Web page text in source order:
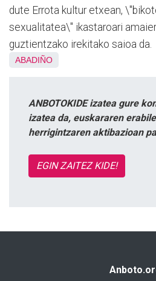
dute Errota kultur etxean,
sexualitatea\" ikastaroari
guztientzako irekitako saioa da.
ABADIÑO
ANBOTOKIDE izatea gure
izatea da, euskararen
herrigintzaren aktibazioan
EGIN ZAITEZ KIDE!